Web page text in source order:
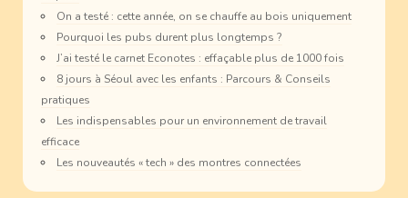
On a testé : cette année, on se chauffe au bois uniquement
Pourquoi les pubs durent plus longtemps ?
J’ai testé le carnet Econotes : effaçable plus de 1000 fois
8 jours à Séoul avec les enfants : Parcours & Conseils
pratiques
Les indispensables pour un environnement de travail
efficace
Les nouveautés « tech » des montres connectées